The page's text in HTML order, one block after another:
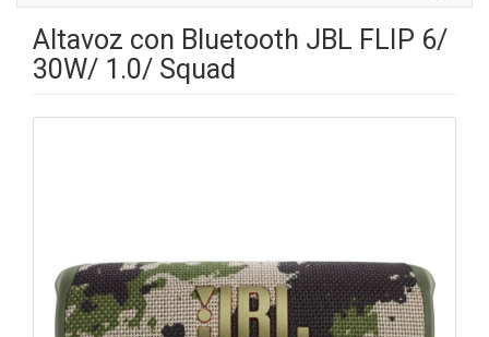
Altavoz con Bluetooth JBL FLIP 6/
30W/ 1.0/ Squad